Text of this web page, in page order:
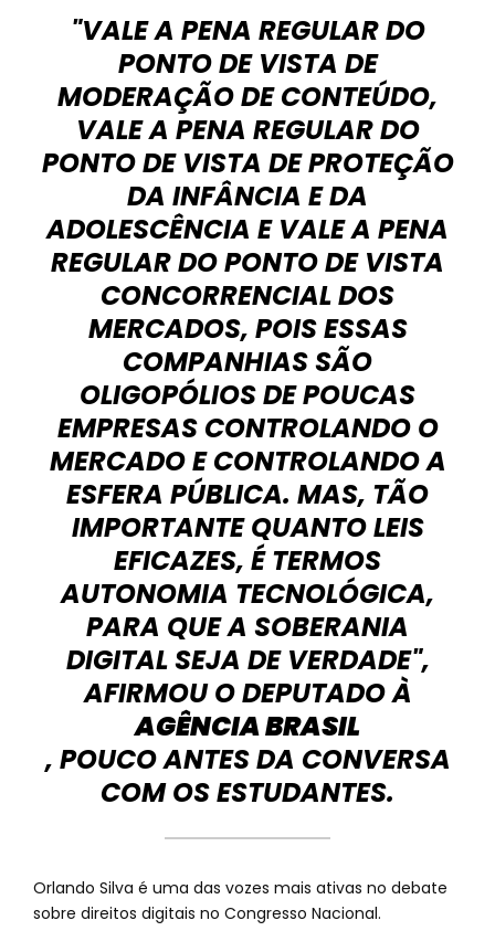
"VALE A PENA REGULAR DO
PONTO DE VISTA DE
MODERAÇÃO DE CONTEÚDO,
VALE A PENA REGULAR DO
PONTO DE VISTA DE PROTEÇÃO
DA INFÂNCIA E DA
ADOLESCÊNCIA E VALE A PENA
REGULAR DO PONTO DE VISTA
CONCORRENCIAL DOS
MERCADOS, POIS ESSAS
COMPANHIAS SÃO
OLIGOPÓLIOS DE POUCAS
EMPRESAS CONTROLANDO O
MERCADO E CONTROLANDO A
ESFERA PÚBLICA. MAS, TÃO
IMPORTANTE QUANTO LEIS
EFICAZES, É TERMOS
AUTONOMIA TECNOLÓGICA,
PARA QUE A SOBERANIA
DIGITAL SEJA DE VERDADE",
AFIRMOU O DEPUTADO À
AGÊNCIA BRASIL
, POUCO ANTES DA CONVERSA
COM OS ESTUDANTES.
Orlando Silva é uma das vozes mais ativas no debate
sobre direitos digitais no Congresso Nacional.